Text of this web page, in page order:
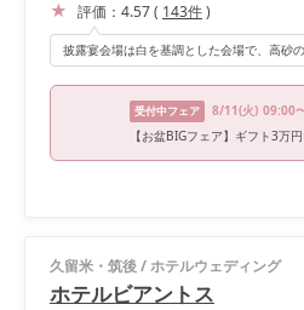
評価： 4.57( 143件)
受付中フェア 8/11(火) 09:00〜/
久留米・筑後/ホテルウェディング
ホテルビアントス